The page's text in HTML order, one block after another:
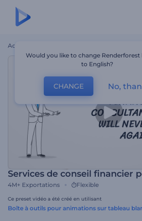
Accueil Services De Conseil
Services de conseil financier
4M+ Exportations Flexible
Ce preset vidéo a été créé en utilisant
Boîte à outils pour animations sur tableau
Would you like to change Renderforest
to English?
CHANGE No,